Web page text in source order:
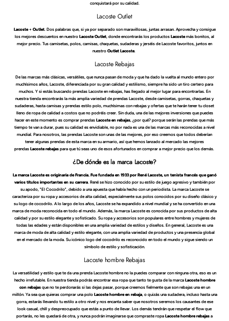
conquistará por su calidad.
Lacoste Outlet
Lacoste+ Outlet. Dos palabras que, si ya por separado son maravillosas, juntas arrasan. Aprovecha y consigue
los mejores descuentos en nuestro Lacoste Outlet, donde encontrarás los productos Lacostemás bonitos, al
mejor precio. Tus camisetas, polos, camisas, chaquetas, sudaderas y jerséis de Lacoste favoritos, juntos en
nuestro Outlet Lacoste.
Lacoste Rebajas
De las marcas más clásicas, versátiles, que nunca pasan de moda y que ha dado la vuelta al mundo entero por
muchísimos años, Lacoste, diferenciada por su gran calidad y estilismo, siempre ha sido un tiro certero para
muchos. Y si estás buscando prendas Lacoste en rebajas, has llegado al mejor lugar para encontrarlas. En
nuestra tienda encontrarás la más amplia variedad de prendas Lacoste, desde camisetas, gorras, chaquetas y
sudaderas, hasta camisas y prendas estilo polo, muchísimas con rebajas y ofertas que te harán tener tu closet
lleno de ropa de calidad a costos que no podréis creer. Sin duda, una de las mejores inversiones que puedes
hacer en este momento es comprar prendas Lacoste en rebajas, ¿por qué? porque serán las prendas que más
tiempo te van a durar, pues su calidad es envidiable, no por nada es una de las marcas más reconocidas a nivel
mundial. Para nosotros, las prendas Lacoste son unas de las mejores, por eso creemos que todos deberían
tener algunas prendas de esta marca en su armario, así que hemos lanzado al mercado las mejores
prendas Lacoste rebajaspara que tú seas uno de esos afortunados en comprar a mejor precio que los demás.
¿De dónde es la marca Lacoste?
La marca Lacoste es originaria de Francia. Fue fundada en 1933 por René Lacoste, un tenista francés que ganó
varios títulos importantes en su carrera. René se hizo conocido por su estilo de juego agresivo y también por
su apodo, "El Cocodrilo", debido a una apuesta que había hecho con un periodista. La marca Lacoste se
caracteriza por su ropa y accesorios de alta calidad, especialmente sus polos conocidos por su diseño clásico y
su logo de cocodrilo. A lo largo de los años, Lacoste se ha expandido a nivel mundial y se ha convertido en una
marca de moda reconocida en todo el mundo. Además, la marca Lacoste es conocida por sus productos de alta
calidad y por su estilo elegante y sofisticado. Su ropa y accesorios son populares entre hombres y mujeres de
todas las edades y están disponibles en una amplia variedad de estilos y diseños. En general, Lacoste es una
marca de moda de alta calidad y estilo elegante, con una amplia variedad de productos y una presencia global
en el mercado de la moda. Su icónico logo del cocodrilo es reconocido en todo el mundo y sigue siendo un
símbolo de estilo y sofisticación.
Lacoste hombre Rebajas
La versatilidad y estilo que te da una prenda Lacoste hombre no la puedes comparar con ninguna otra, eso es un
hecho irrefutable. En nuestra tienda podrás encontrar esa ropa que tanto te gusta de la marca Lacoste hombre
con rebajasque no te perdonarás si las dejas pasar, porque creemos fielmente que son rebajas una en un
millón. Ya sea que quieras comprar una poloLacoste hombre en rebaja, o quizás una sudadera, incluso hasta una
gorra, estarás llevando tu estilo a otro nivel y nos encanta saber que nosotros seremos los causantes de ese
look casual, chill y despreocupado que estás a punto de llevar. Los demás tendrán que respetar el flow que
portarás, no les quedará de otra, y nunca podrán imaginarse que compraste ropa Lacoste hombre rebajas a